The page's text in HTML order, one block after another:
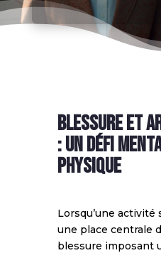
BLESSURE
: un défi
physique
Lorsqu’une
une place centrale
blessure imposant